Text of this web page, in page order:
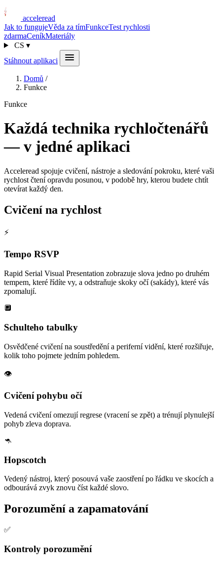
acceleread
Jak to fungujeVěda za tímFunkceTest rychlosti
zdarmaCeníkMateriály
CS ▾
Stáhnout aplikaci
Domů /
Funkce
Funkce
Každá technika rychločtenářů
— v jedné aplikaci
Acceleread spojuje cvičení, nástroje a sledování pokroku, které vaši
rychlost čtení opravdu posunou, v podobě hry, kterou budete chtít
otevírat každý den.
Cvičení na rychlost
⚡
Tempo RSVP
Rapid Serial Visual Presentation zobrazuje slova jedno po druhém
tempem, které řídíte vy, a odstraňuje skoky očí (sakády), které vás
zpomalují.
🔲
Schulteho tabulky
Osvědčené cvičení na soustředění a periferní vidění, které rozšiřuje,
kolik toho pojmete jedním pohledem.
👁️
Cvičení pohybu očí
Vedená cvičení omezují regrese (vracení se zpět) a trénují plynulejší
pohyb zleva doprava.
🦘
Hopscotch
Vedený nástroj, který posouvá vaše zaostření po řádku ve skocích a
odbourává zvyk znovu číst každé slovo.
Porozumění a zapamatování
✅
Kontroly porozumění